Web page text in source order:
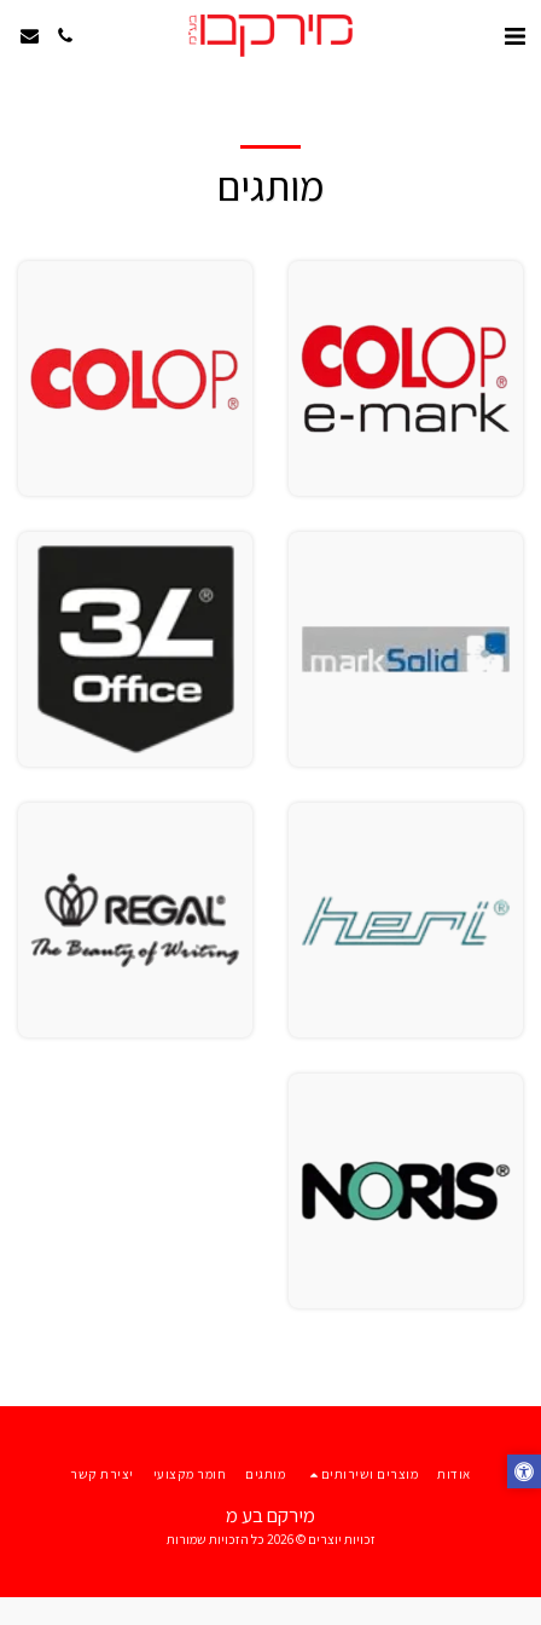
מותגים
מירקם בע מ
זכויות יוצרים © 2026 כל הזכויות שמורות
אודות מוצרים ושירותים מותגים חומר מקצועי יצירת קשר